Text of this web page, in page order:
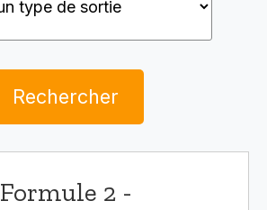
Rechercher
Formule 2 -